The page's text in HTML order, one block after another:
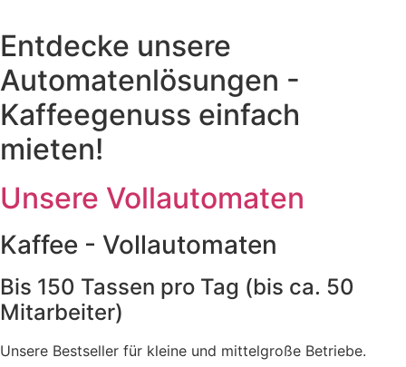
Entdecke unsere
Automatenlösungen -
Kaffeegenuss einfach
mieten!
Unsere Vollautomaten
Kaffee - Vollautomaten
Bis 150 Tassen pro Tag (bis ca. 50
Mitarbeiter)
Unsere Bestseller für kleine und mittelgroße Betriebe.